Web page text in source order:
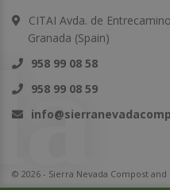
CITAI Avda. de
Granada (Spain)
958 99 08 58
958 99 08 59
© 2026 - Sierra Nevada Compost and